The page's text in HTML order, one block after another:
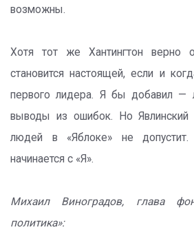
возможны.
Хотя тот же Хантингтон верно
становится настоящей, если и
первого лидера. Я бы добавил —
выводы из ошибок. Но Явлинский
людей в «Яблоке» не
начинается с «Я».
Михаил Виноградов, глава
политика»: